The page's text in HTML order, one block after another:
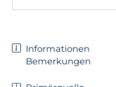
Informationen
Bemerkungen